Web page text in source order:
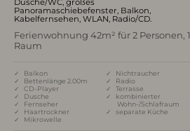
Dusche/WC, großes
Panoramaschiebefenster, Balkon,
Kabelfernsehen, WLAN, Radio/CD.
Ferienwohnung 42m² für 2 Personen, 1
Raum
✓ Balkon
✓ Bettenlänge 2.00m
✓ CD-Player
✓ Dusche
✓ Fernseher
✓ Haartrockner
✓ Mikrowelle
✓ Nichtraucher
✓ Radio
✓ Terrasse
✓ kombinierter
Wohn-/Schlafraum
✓ separate Küche